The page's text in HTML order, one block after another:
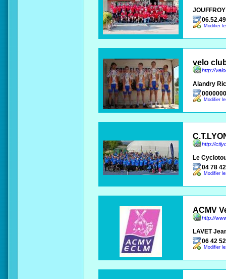
JOUFFROY
Modifier
velo
http://
Alandry
Modifier
http://
Le
04 78
Modifier
ACMV
http://
LAVET
06 42
Modifier